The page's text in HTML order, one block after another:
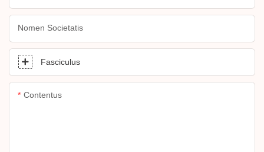
Nomen Societatis
Fasciculus
Contentus